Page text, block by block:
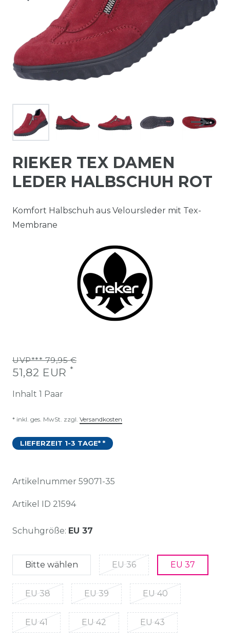
RIEKER TEX DAMEN
LEDER HALBSCHUH ROT
Komfort Halbschuh aus Veloursleder mit Tex-
Membrane
UVP*** 79,95 €
51,82 EUR *
Inhalt 1 Paar
* inkl. ges. MwSt. zzgl. Versandkosten
LIEFERZEIT 1-3 TAGE* *
Artikelnummer 59071-35
Artikel ID 21594
Schuhgröße: EU 37
Bitte wählen EU 36 EU 37
EU 38 EU 39 EU 40
EU 41 EU 42 EU 43